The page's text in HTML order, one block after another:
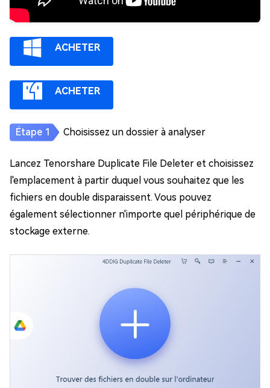
ACHETER
ACHETER
Choisissez un dossier à analyser
Lancez Tenorshare Duplicate File Deleter et choisissez
l'emplacement à partir duquel vous souhaitez que les
fichiers en double disparaissent. Vous pouvez
également sélectionner n'importe quel périphérique de
stockage externe.